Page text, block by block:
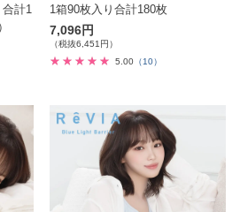
合計1
1箱90枚入り合計180枚
7,096円
（税抜6,451円）
5.00 （10）